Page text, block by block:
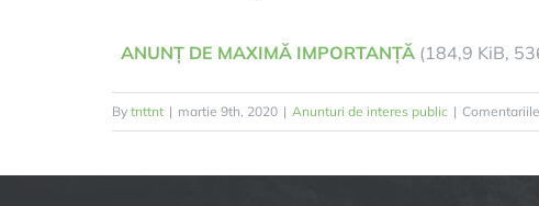
ANUNȚ DE MAXIMĂ IMPORTANȚĂ (184,9 KiB,
By tnttnt | martie 9th, 2020 | Anunturi de interes public |